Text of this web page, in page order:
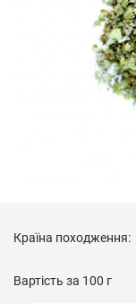
Країна походження:
Вартість за 100 г